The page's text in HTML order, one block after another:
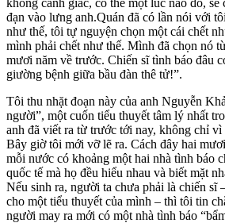
đạn vào lưng anh.Quán đã có lần nói với
như thế, tôi tự nguyện chọn một cái chết
mình phải chết như thế. Mình đã chọn nó
mươi năm về trước. Chiến sĩ tình báo đâu
giường bệnh giữa bầu đàn thê tử!”.
Tôi thu nhặt đoạn này của anh Nguyễn
người”, một cuốn tiểu thuyết tâm lý nhất
anh đã viết ra từ trước tới nay, không chỉ vì
Bây giờ tôi mới vỡ lẽ ra. Cách đây hai
mỗi nước có khoảng một hai nhà tình báo
quốc tế mà họ đều hiểu nhau và biết mặt
Nếu sinh ra, người ta chưa phải là chiến sĩ
cho một tiểu thuyết của mình – thì tôi tin
người may ra mới có một nhà tình báo